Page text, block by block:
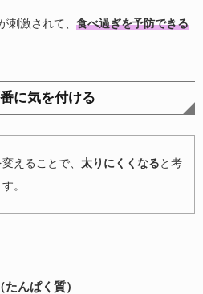
刺激されて、 食べ過ぎを予防できる
に気を付ける
えることで、 太りにくくなると考
。
んぱく質）